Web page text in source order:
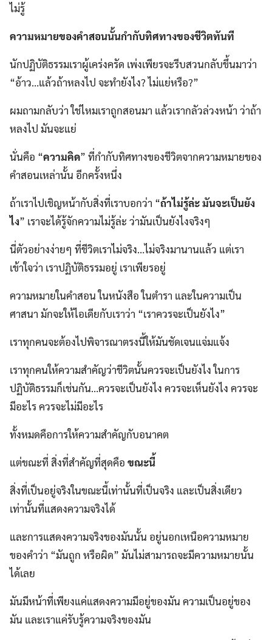
ไม่รู้
ความหมายของคำสอนนั้นกำกับทิศทางของชีวิตทันที
นักปฏิบัติธรรมเราผู้เคร่งครัด เพ่งเพียรจะรีบสวนกลับขึ้นมาว่า
“อ้าว…แล้วถ้าหลงไป จะทำยังไง? ไม่แย่หรือ?”
ผมถามกลับว่า ใช่ไหมเราถูกสอนมา แล้วเรากลัวล่วงหน้า ว่าถ้า
หลงไป มันจะแย่
นั่นคือ “ความคิด” ที่กำกับทิศทางของชีวิตจากความหมายของ
คำสอนเหล่านั้น อีกครั้งหนึ่ง
ถ้าเราไปเชิญหน้ากับสิ่งที่เราบอกว่า “ถ้าไม่รู้ล่ะ มันจะเป็นยัง
ไง” เราจะได้รู้จักความไม่รู้ล่ะ ว่ามันเป็นยังไงจริงๆ
นี่ตัวอย่างง่ายๆ ที่ชีวิตเราไม่จริง…ไม่จริงมานานแล้ว แต่เรา
เข้าใจว่า เราปฏิบัติธรรมอยู่ เราเพียรอยู่
ความหมายในคำสอน ในหนังสือ ในตำรา และในความเป็น
ศาสนา มักจะให้ไอเดียกับเราว่า “เราควรจะเป็นยังไง”
เราทุกคนจะต้องไปพิจารณาตรงนี้ให้มันชัดเจนแจ่มแจ้ง
เราทุกคนให้ความสำคัญว่าชีวิตนั้นควรจะเป็นยังไง ในการ
ปฏิบัติธรรมก็เช่นกัน…ควรจะเป็นยังไง ควรจะเห็นยังไง ควรจะ
มีอะไร ควรจะไม่มีอะไร
ทั้งหมดคือการให้ความสำคัญกับอนาคต
แต่ขณะที่ สิ่งที่สำคัญที่สุดคือ ขณะนี้
สิ่งที่เป็นอยู่จริงในขณะนี้เท่านั้นที่เป็นจริง และเป็นสิ่งเดียว
เท่านั้นที่แสดงความจริงได้
และการแสดงความจริงของมันนั้น อยู่นอกเหนือความหมาย
ของคำว่า “มันถูก หรือผิด” มันไม่สามารถจะมีความหมายนั้น
ได้เลย
มันมีหน้าที่เพียงแค่แสดงความมีอยู่ของมัน ความเป็นอยู่ของ
มัน และเราแค่รับรู้ความจริงของมัน